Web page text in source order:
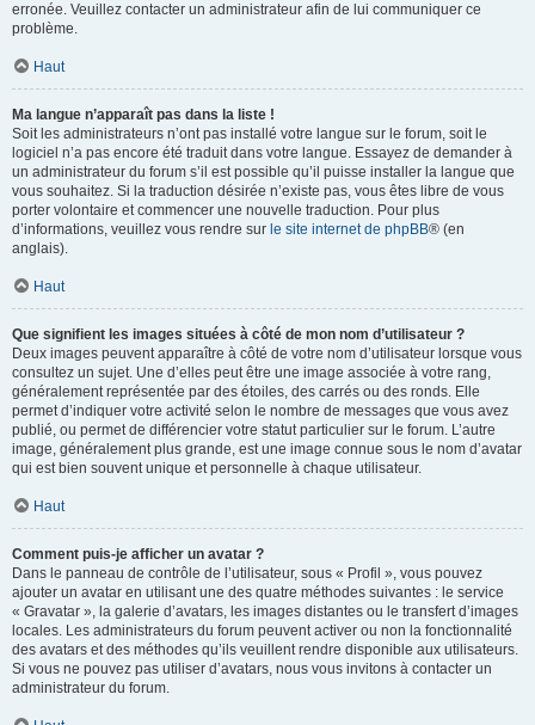
erronée. Veuillez contacter un administrateur afin de lui communiquer ce
problème.
Haut
Ma langue n’apparaît pas dans la liste !
Soit les administrateurs n’ont pas installé votre langue sur le forum, soit le
logiciel n’a pas encore été traduit dans votre langue. Essayez de demander à
un administrateur du forum s’il est possible qu’il puisse installer la langue que
vous souhaitez. Si la traduction désirée n’existe pas, vous êtes libre de vous
porter volontaire et commencer une nouvelle traduction. Pour plus
d’informations, veuillez vous rendre sur le site internet de phpBB® (en
anglais).
Haut
Que signifient les images situées à côté de mon nom d’utilisateur ?
Deux images peuvent apparaître à côté de votre nom d’utilisateur lorsque vous
consultez un sujet. Une d’elles peut être une image associée à votre rang,
généralement représentée par des étoiles, des carrés ou des ronds. Elle
permet d’indiquer votre activité selon le nombre de messages que vous avez
publié, ou permet de différencier votre statut particulier sur le forum. L’autre
image, généralement plus grande, est une image connue sous le nom d’avatar
qui est bien souvent unique et personnelle à chaque utilisateur.
Haut
Comment puis-je afficher un avatar ?
Dans le panneau de contrôle de l’utilisateur, sous « Profil », vous pouvez
ajouter un avatar en utilisant une des quatre méthodes suivantes : le service
« Gravatar », la galerie d’avatars, les images distantes ou le transfert d’images
locales. Les administrateurs du forum peuvent activer ou non la fonctionnalité
des avatars et des méthodes qu’ils veuillent rendre disponible aux utilisateurs.
Si vous ne pouvez pas utiliser d’avatars, nous vous invitons à contacter un
administrateur du forum.